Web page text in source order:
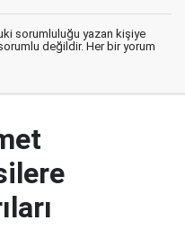
sorumluluğu yazan kişiye
değildir. Her bir yorum